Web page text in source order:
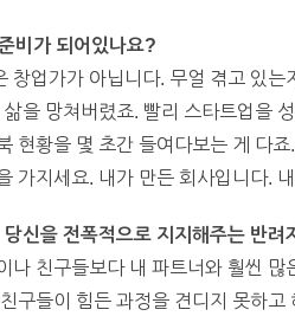
비가 되어있나요?
창업가가 아닙니다. 무얼 겪고 있
을 망쳐버렸죠. 빨리 스타트업을
현황을 몇 초간 들여다보는 게 다
가지세요. 내가 만든 회사입니다.
신을 전폭적으로 지지해주는 반려
나 친구들보다 내 파트너와 훨씬
구들이 힘든 과정을 견디지 못하